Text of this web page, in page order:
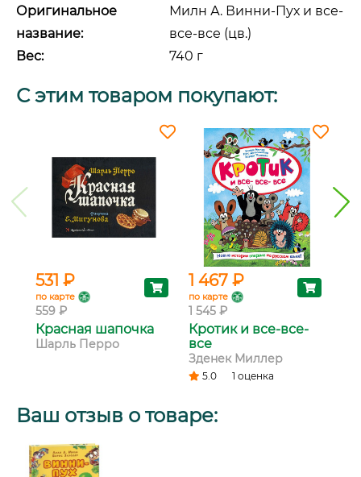
Оригинальное
название:
Милн А. Винни-Пух и все-
все-все (цв.)
Вес:
740 г
С этим товаром покупают:
531 ₽
по карте
559 ₽
Красная шапочка
Шарль Перро
1 467 ₽
по карте
1 545 ₽
Кротик и все-все-
все
Зденек Миллер
5.0 1 оценка
Ваш отзыв о товаре: